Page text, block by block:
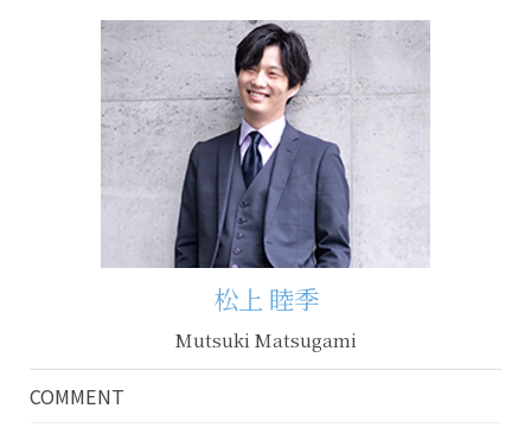
松上 睦季
Mutsuki Matsugami
COMMENT